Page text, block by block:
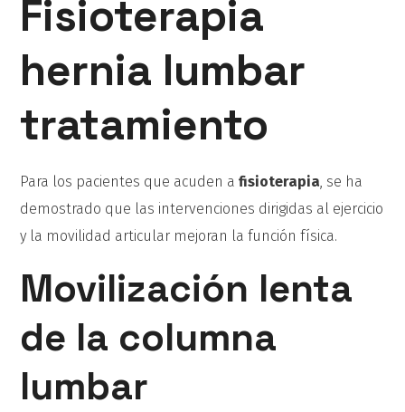
Fisioterapia
hernia lumbar
tratamiento
Para los pacientes que acuden afisioterapia, se ha
demostrado que las intervenciones dirigidas al ejercicio
y la movilidad articular mejoran la función física.
Movilización lenta
de la columna
lumbar